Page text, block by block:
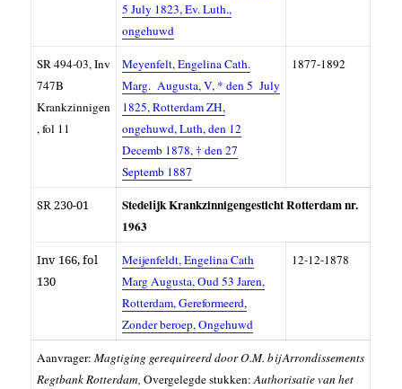
5 July 1823, Ev. Luth.,
ongehuwd
SR 494-03, Inv
747B
Krankzinnigen
, fol 11
Meyenfelt, Engelina Cath.
Marg. Augusta, V, * den 5 July
1825, Rotterdam ZH,
ongehuwd, Luth, den 12
Decemb 1878, † den 27
Septemb 1887
1877-1892
SR 230-01
Stedelijk Krankzinnigengesticht Rotterdam nr.
1963
Inv 166, fol
130
Meijenfeldt, Engelina Cath
Marg Augusta, Oud 53 Jaren,
Rotterdam, Gereformeerd,
Zonder beroep, Ongehuwd
12-12-1878
Aanvrager:Magtiging gerequireerd door O.M. bij Arrondissements
Regtbank Rotterdam,Overgelegde stukken:Authorisatie van het